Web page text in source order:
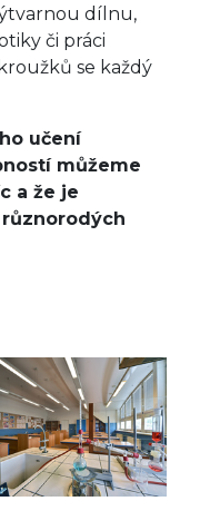
dílnu,
či práci
se každý
učení
můžeme
a že je